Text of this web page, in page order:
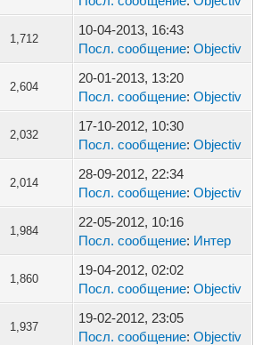
1,712
10-04-2013, 16:43
Посл. сообщение: Objectiv
2,604
20-01-2013, 13:20
Посл. сообщение: Objectiv
2,032
17-10-2012, 10:30
Посл. сообщение: Objectiv
2,014
28-09-2012, 22:34
Посл. сообщение: Objectiv
1,984
22-05-2012, 10:16
Посл. сообщение: Интер
1,860
19-04-2012, 02:02
Посл. сообщение: Objectiv
1,937
19-02-2012, 23:05
Посл. сообщение: Objectiv